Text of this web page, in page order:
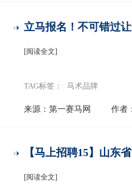
立马报名！不可错过
[阅读全文]
TAG标签： 马术品牌
来源：第一赛马网 作者：
【马上招聘15】山东
[阅读全文]